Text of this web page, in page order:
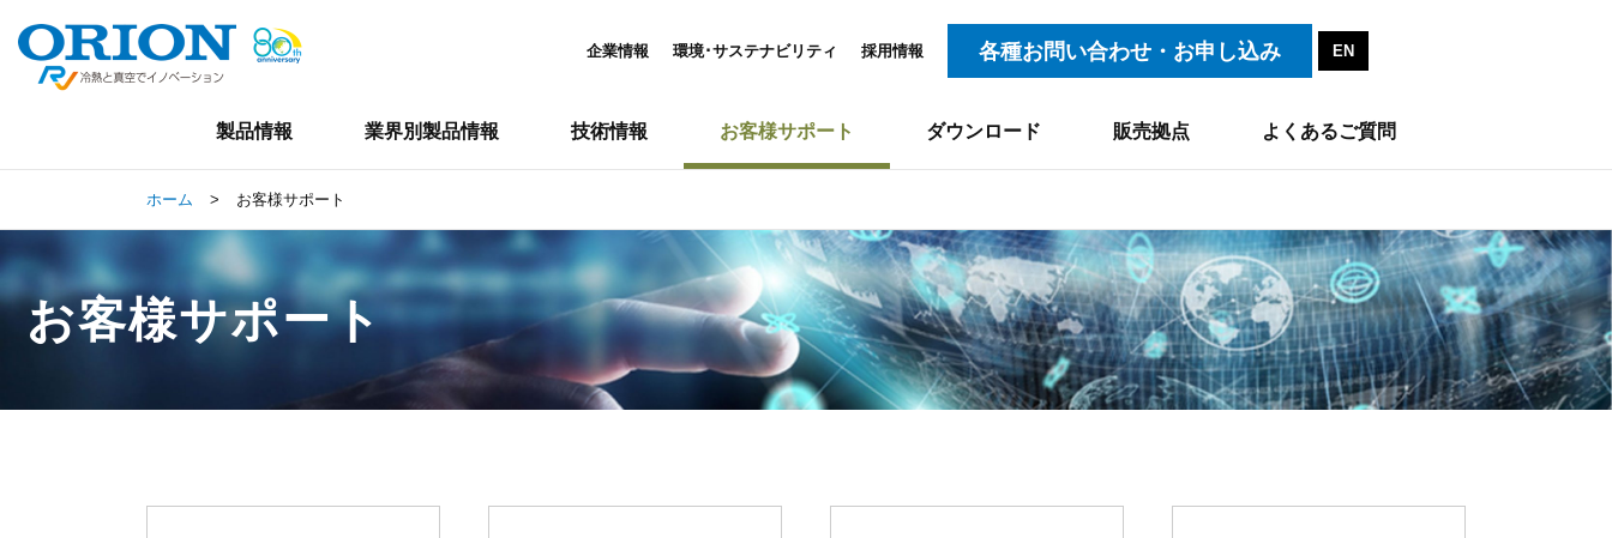
企業情報 環境･サステナビリティ 採用情報 各種お問い合わせ・お申し込み EN
製品情報 業界別製品情報 技術情報 お客様サポート ダウンロード 販売拠点 よくあるご質問
ホーム > お客様サポート
お客様サポート